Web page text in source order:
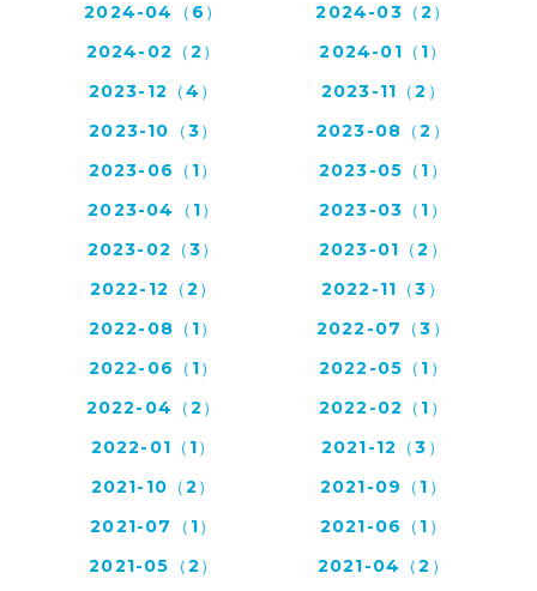
2024-04（6）
2024-03（2）
2024-02（2）
2024-01（1）
2023-12（4）
2023-11（2）
2023-10（3）
2023-08（2）
2023-06（1）
2023-05（1）
2023-04（1）
2023-03（1）
2023-02（3）
2023-01（2）
2022-12（2）
2022-11（3）
2022-08（1）
2022-07（3）
2022-06（1）
2022-05（1）
2022-04（2）
2022-02（1）
2022-01（1）
2021-12（3）
2021-10（2）
2021-09（1）
2021-07（1）
2021-06（1）
2021-05（2）
2021-04（2）